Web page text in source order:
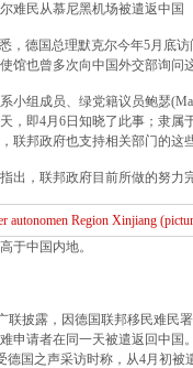
难民从慕尼黑机场被遣返中国
，德国总理默克尔今年5月底
馆也曾多次向中国外交部询问
小组成员、绿党籍议员鲍瑟
，即4月6日知晓了此事；隶
联邦政府也支持相关部门的这
出，联邦政府目前所做的努力
于中国内地。
联披露，因德国联邦移民难民
申请者在同一天被遣返回中
德国之声采访时称，从4月初